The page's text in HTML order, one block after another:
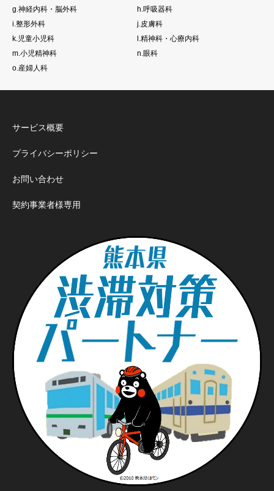
g.神経内科・脳外科
h.呼吸器科
i.整形外科
j.皮膚科
k.児童小児科
l.精神科・心療内科
m.小児精神科
n.眼科
o.産婦人科
サービス概要
プライバシーポリシー
お問い合わせ
契約事業者様専用